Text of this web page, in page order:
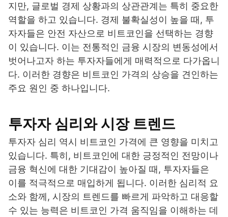
지만, 글로벌 경제 상황과의 상관관계는 특히 중요한
역할을 하고 있습니다. 경제 불확실성이 높을 때, 투
자자들은 안전 자산으로 비트코인을 선택하는 경향
이 있습니다. 이는 전통적인 금융 시장의 변동성에서
벗어나고자 하는 투자자들에게 매력적으로 다가옵니
다. 이러한 경향은 비트코인 가격의 상승을 견인하는
주요 원인 중 하나입니다.
투자자 심리와 시장 트렌드
투자자 심리 역시 비트코인 가격에 큰 영향을 미치고
있습니다. 특히, 비트코인에 대한 긍정적인 전망이나
금융 혁신에 대한 기대감이 높아질 때, 투자자들은
이를 적극적으로 매입하게 됩니다. 이러한 심리적 요
소와 함께, 시장의 트렌드를 빠르게 파악하고 대응할
수 있는 능력은 비트코인 가격 움직임을 이해하는 데